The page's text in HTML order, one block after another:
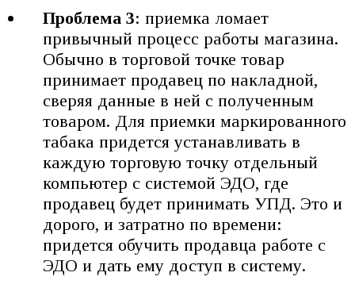
Проблема 3: приемка ломает
привычный процесс работы магазина.
Обычно в торговой точке товар
принимает продавец по накладной,
сверяя данные в ней с полученным
товаром. Для приемки маркированного
табака придется устанавливать в
каждую торговую точку отдельный
компьютер с системой ЭДО, где
продавец будет принимать УПД. Это и
дорого, и затратно по времени:
придется обучить продавца работе с
ЭДО и дать ему доступ в систему.